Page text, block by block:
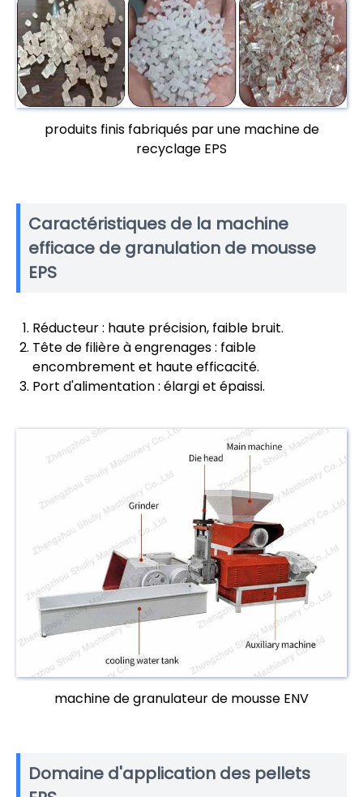
produits finis fabriqués par une machine de
recyclage EPS
Caractéristiques de la machine
efficace de granulation de mousse
EPS
Réducteur : haute précision, faible bruit.
Tête de filière à engrenages : faible
encombrement et haute efficacité.
Port d'alimentation : élargi et épaissi.
machine de granulateur de mousse ENV
Domaine d'application des pellets